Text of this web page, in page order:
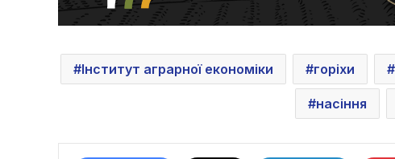
Інститут аграрної економіки горіхи
насіння